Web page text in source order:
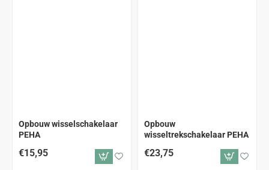
Opbouw wisselschakelaar
PEHA
€15,95
Opbouw
wisseltrekschakelaar PEHA
€23,75